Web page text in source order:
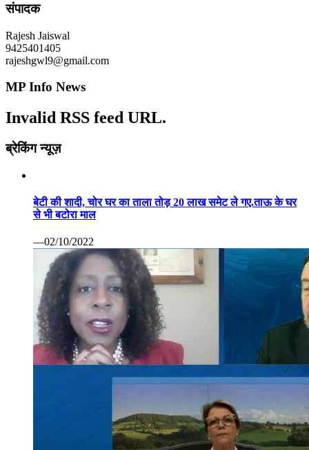
हर व्यक्ति को पोषण युक्त आहार मिले इस दिशा में सतत प्रयत्नशील
राष्ट्र: श्री तोमर केंद्रीय कृषि मंत्री ने श्री तोमर वर्ल्ड इकॉनोमिक
फोरम के सत्र को किया संबोधित दावोस एजेंडा में खाद्य प्रणालियों के
—01/27/2021
मंत्री का बयान कलेक्टर जितवा देंगे चुनाव कांग्रेस ने निर्वाचन आयोग से
की शिकायत
—09/17/2020
कोरोना वैक्सीन पर रूस ने मारी बाजी: सितंबर तक बाजार में आ सकती